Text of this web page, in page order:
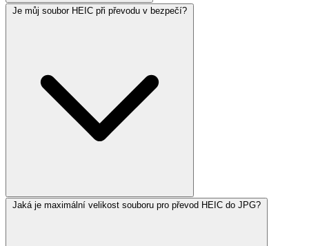
Je můj soubor HEIC při převodu v bezpečí?
Jaká je maximální velikost souboru pro převod HEIC do JPG?